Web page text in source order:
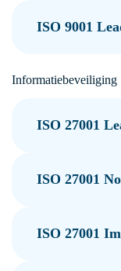
ISO 9001
Informatiebeveiliging
ISO 27001
ISO 27001
ISO 27001